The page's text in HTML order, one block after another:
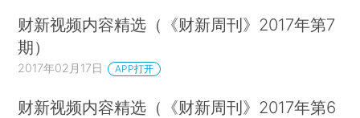
财新视频内容精选（《财新周刊》2017年第7
期）
2017年02月17日 APP打开
财新视频内容精选（《财新周刊》2017年第6